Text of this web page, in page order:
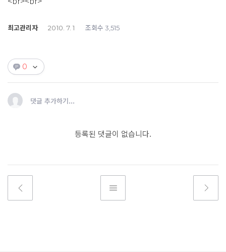
최고관리자 2010. 7. 1 조회수 3,515
0
댓글 추가하기...
등록된 댓글이 없습니다.